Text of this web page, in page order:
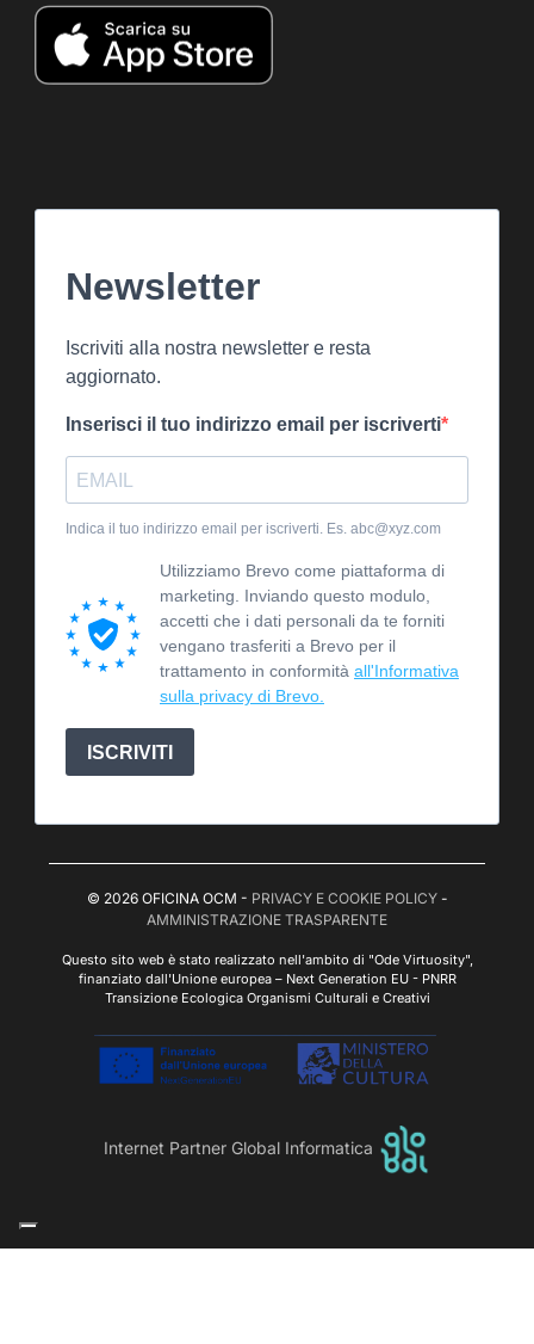
Newsletter
Iscriviti alla nostra newsletter e resta
aggiornato.
Inserisci il tuo indirizzo email per iscriverti
Indica il tuo indirizzo email per iscriverti. Es. abc@xyz.com
Utilizziamo Brevo come piattaforma di
marketing. Inviando questo modulo,
accetti che i dati personali da te forniti
vengano trasferiti a Brevo per il
trattamento in conformità all'Informativa
sulla privacy di Brevo.
ISCRIVITI
© 2026 OFICINA OCM - PRIVACY E COOKIE POLICY-
AMMINISTRAZIONE TRASPARENTE
Questo sito web è stato realizzato nell'ambito di "Ode Virtuosity",
finanziato dall'Unione europea – Next Generation EU - PNRR
Transizione Ecologica Organismi Culturali e Creativi
Internet Partner Global Informatica